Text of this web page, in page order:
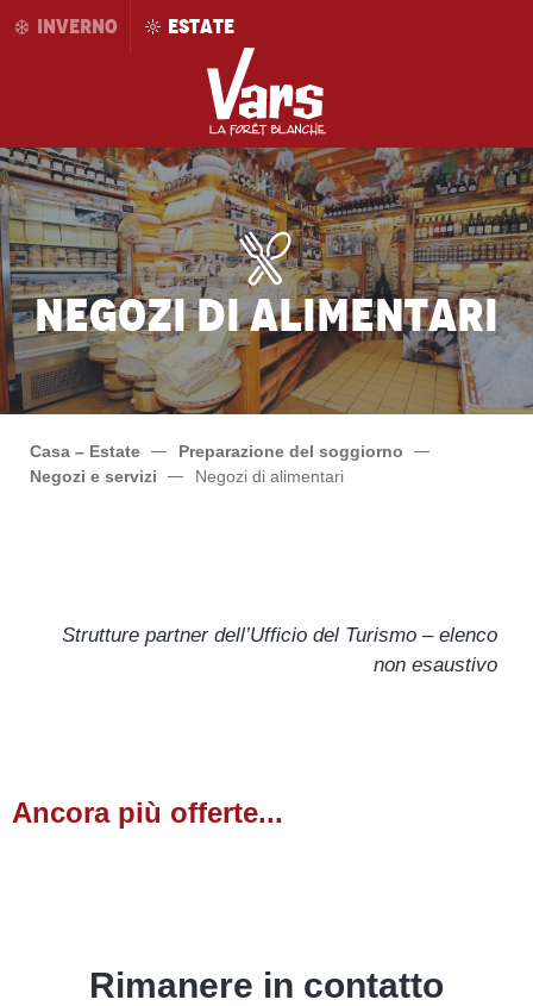
AllerINVERNO ESTATE
Negozi di alimentari
Casa – Estate
Preparazione del soggiorno
Negozi e servizi
Negozi di alimentari
SparStrutture partner dell’Ufficio del Turismo – elenco
non esaustivo
Ancora più offerte...
Rimanere in contatto